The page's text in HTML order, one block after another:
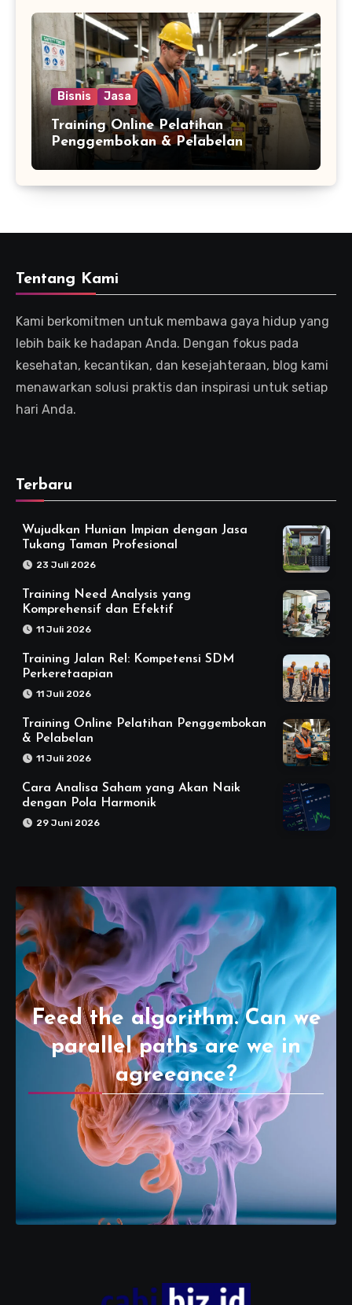
Bisnis Jasa
Training Online Pelatihan
Penggembokan & Pelabelan
Tentang Kami
Kami berkomitmen untuk membawa gaya hidup yang
lebih baik ke hadapan Anda. Dengan fokus pada
kesehatan, kecantikan, dan kesejahteraan, blog kami
menawarkan solusi praktis dan inspirasi untuk setiap
hari Anda.
Terbaru
Wujudkan Hunian Impian dengan Jasa
Tukang Taman Profesional
23 Juli 2026
Training Need Analysis yang
Komprehensif dan Efektif
11 Juli 2026
Training Jalan Rel: Kompetensi SDM
Perkeretaapian
11 Juli 2026
Training Online Pelatihan Penggembokan
& Pelabelan
11 Juli 2026
Cara Analisa Saham yang Akan Naik
dengan Pola Harmonik
29 Juni 2026
Feed the algorithm. Can we
parallel paths are we in
agreeance?